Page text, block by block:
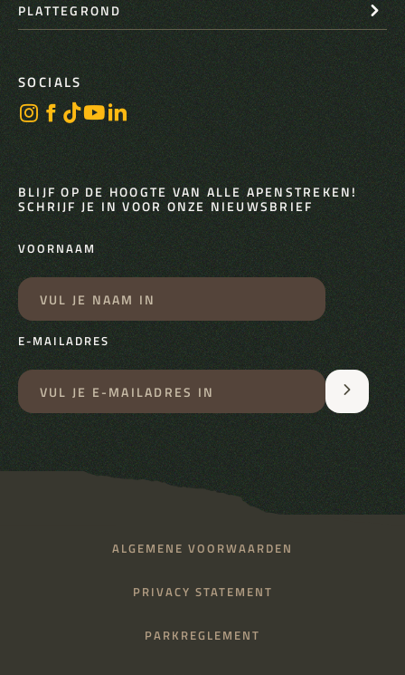
PLATTEGROND
SOCIALS
BLIJF OP DE HOOGTE VAN ALLE APENSTREKEN!
SCHRIJF JE IN VOOR ONZE NIEUWSBRIEF
VOORNAAM
E-MAILADRES
ALGEMENE VOORWAARDEN
PRIVACY STATEMENT
PARKREGLEMENT